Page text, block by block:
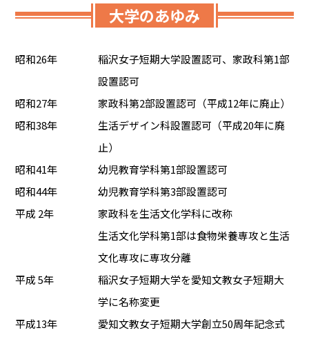
大学のあゆみ
昭和26年
稲沢女子短期大学設置認可、家政科第1部
設置認可
昭和27年
家政科第2部設置認可（平成12年に廃止）
昭和38年
生活デザイン科設置認可（平成20年に廃
止）
昭和41年
幼児教育学科第1部設置認可
昭和44年
幼児教育学科第3部設置認可
平成 2年
家政科を生活文化学科に改称
生活文化学科第1部は食物栄養専攻と生活
文化専攻に専攻分離
平成 5年
稲沢女子短期大学を愛知文教女子短期大
学に名称変更
平成13年
愛知文教女子短期大学創立50周年記念式